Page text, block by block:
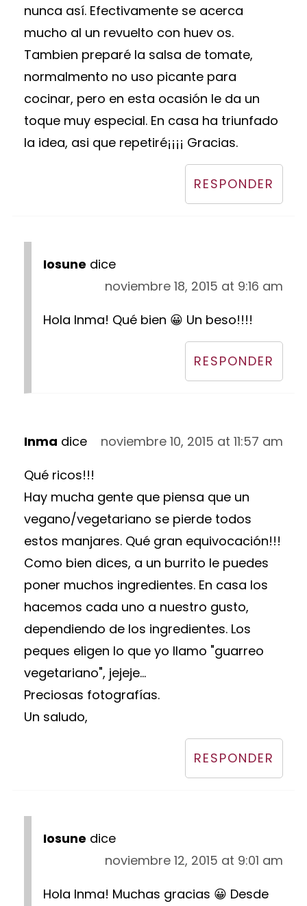
nunca así. Efectivamente se acerca
mucho al un revuelto con huev os.
Tambien preparé la salsa de tomate,
normalmento no uso picante para
cocinar, pero en esta ocasión le da un
toque muy especial. En casa ha triunfado
la idea, asi que repetiré¡¡¡¡ Gracias.
RESPONDER
Iosune dice
noviembre 18, 2015 at 9:16 am
Hola Inma! Qué bien 😀 Un beso!!!!
RESPONDER
Inma dice
noviembre 10, 2015 at 11:57 am
Qué ricos!!!
Hay mucha gente que piensa que un
vegano/vegetariano se pierde todos
estos manjares. Qué gran equivocación!!!
Como bien dices, a un burrito le puedes
poner muchos ingredientes. En casa los
hacemos cada uno a nuestro gusto,
dependiendo de los ingredientes. Los
peques eligen lo que yo llamo "guarreo
vegetariano", jejeje...
Preciosas fotografías.
Un saludo,
RESPONDER
Iosune dice
noviembre 12, 2015 at 9:01 am
Hola Inma! Muchas gracias 😀 Desde